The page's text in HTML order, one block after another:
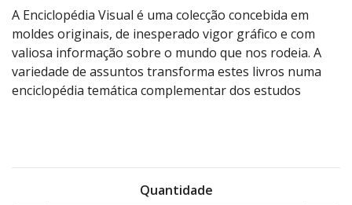
A Enciclopédia Visual é uma colecção concebida em
moldes originais, de inesperado vigor gráfico e com
valiosa informação sobre o mundo que nos rodeia. A
variedade de assuntos transforma estes livros numa
enciclopédia temática complementar dos estudos
Quantidade